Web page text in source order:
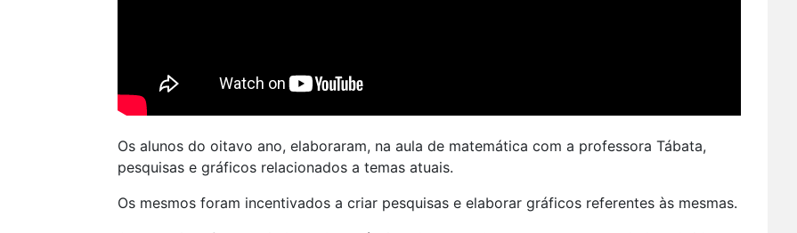
Os alunos do oitavo ano, elaboraram, na aula de matemática com a professora Tábata,
pesquisas e gráficos relacionados a temas atuais.
Os mesmos foram incentivados a criar pesquisas e elaborar gráficos referentes às mesmas.